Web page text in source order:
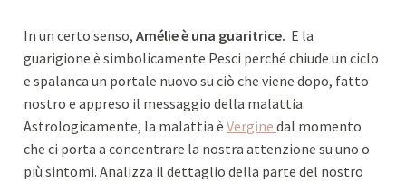
In un certo senso,Amélie è una guaritrice. E la
guarigione è simbolicamente Pesci perché chiude un ciclo
e spalanca un portale nuovo su ciò che viene dopo, fatto
nostro e appreso il messaggio della malattia.
Astrologicamente, la malattia èVerginedal momento
che ci porta a concentrare la nostra attenzione su uno o
più sintomi. Analizza il dettaglio della parte del nostro